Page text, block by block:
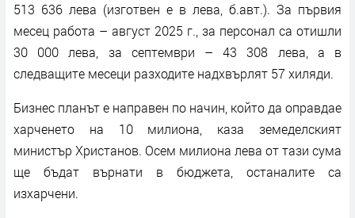
513 636 лева (изготвен е в лева, б.авт.). За първия
месец работа – август 2025 г., за персонал са отишли
30 000 лева, за септември – 43 308 лева, а в
следващите месеци разходите надхвърлят 57 хиляди.
Бизнес планът е направен по начин, който да оправдае
харченето на 10 милиона, каза земеделският
министър Христанов. Осем милиона лева от тази сума
ще бъдат върнати в бюджета, останалите са
изхарчени.